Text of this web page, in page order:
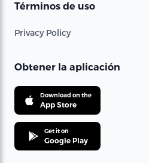
Términos de uso
Privacy Policy
Obtener la aplicación
Download on the
App Store
Get it on
Google Play